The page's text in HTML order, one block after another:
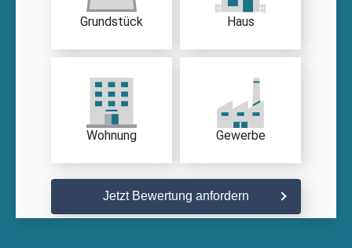
Grundstück Haus
Wohnung Gewerbe
Jetzt Bewertung anfordern